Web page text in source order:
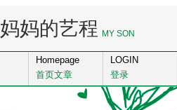
妈妈的艺程 MY SON
Homepage
首页文章
LOGIN
登录